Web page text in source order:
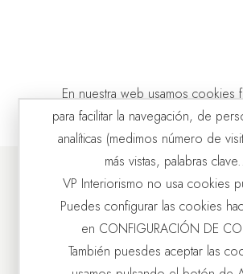
En nuestra web usamos cookies
para facilitar la navegación, de
analíticas (medimos número de
más vistas, palabras
VP Interiorismo no usa cookies
Puedes configurar las cookies
en CONFIGURACIÓN DE
También puesdes aceptar las